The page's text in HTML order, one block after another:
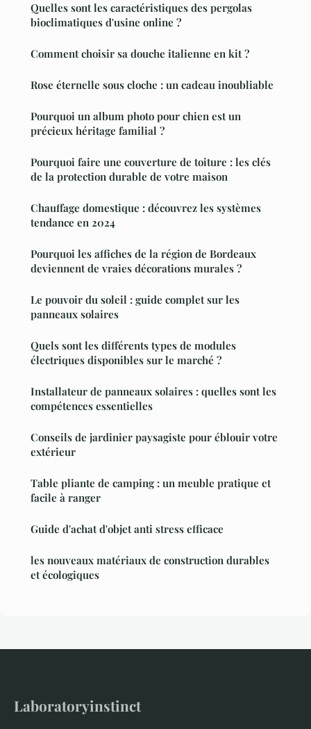
Quelles sont les caractéristiques des pergolas
bioclimatiques d'usine online ?
Comment choisir sa douche italienne en kit ?
Rose éternelle sous cloche : un cadeau inoubliable
Pourquoi un album photo pour chien est un
précieux héritage familial ?
Pourquoi faire une couverture de toiture : les clés
de la protection durable de votre maison
Chauffage domestique : découvrez les systèmes
tendance en 2024
Pourquoi les affiches de la région de Bordeaux
deviennent de vraies décorations murales ?
Le pouvoir du soleil : guide complet sur les
panneaux solaires
Quels sont les différents types de modules
électriques disponibles sur le marché ?
Installateur de panneaux solaires : quelles sont les
compétences essentielles
Conseils de jardinier paysagiste pour éblouir votre
extérieur
Table pliante de camping : un meuble pratique et
facile à ranger
Guide d'achat d'objet anti stress efficace
les nouveaux matériaux de construction durables
et écologiques
Laboratoryinstinct